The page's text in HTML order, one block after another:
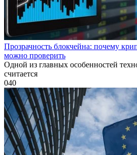
Прозрачность блокчейна: почему
можно проверить
Одной из главных особенностей
считается
040